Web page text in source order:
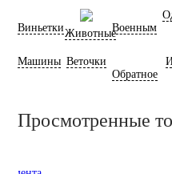
ВиньеткиЖивотныеВоенным
Машины Веточки
Обратное
Просмотренные